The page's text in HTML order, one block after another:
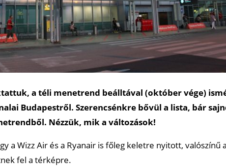
a téli menetrend beálltával (október vége)
Budapestről. Szerencsénkre bővül a lista, bár
Nézzük, mik a változások!
a Wizz Air és a Ryanair is főleg keletre nyitott, valószínű
fel a térképre.